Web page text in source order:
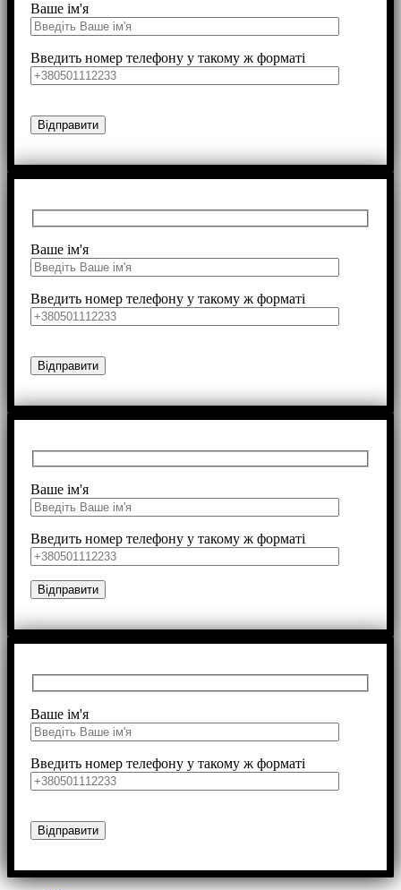
Ваше ім'я
Введить номер телефону у такому ж форматі
Ваше ім'я
Введить номер телефону у такому ж форматі
Ваше ім'я
Введить номер телефону у такому ж форматі
Ваше ім'я
Введить номер телефону у такому ж форматі